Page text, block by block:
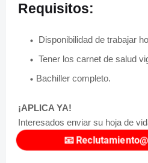
Requisitos:
Disponibilidad de trabajar
Tener los carnet de salud
Bachiller completo.
¡APLICA YA!
Interesados enviar su hoja de
📧